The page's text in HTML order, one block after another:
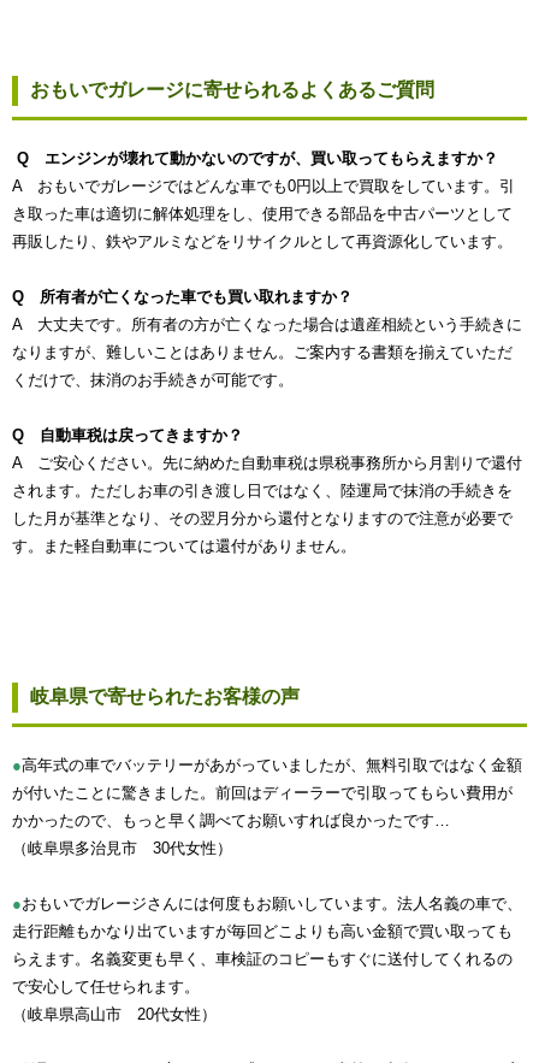
おもいでガレージに寄せられるよくあるご質問
Q エンジンが壊れて動かないのですが、買い取ってもらえますか？
A おもいでガレージではどんな車でも0円以上で買取をしています。引
き取った車は適切に解体処理をし、使用できる部品を中古パーツとして
再販したり、鉄やアルミなどをリサイクルとして再資源化しています。
Q 所有者が亡くなった車でも買い取れますか？
A 大丈夫です。所有者の方が亡くなった場合は遺産相続という手続きに
なりますが、難しいことはありません。ご案内する書類を揃えていただ
くだけで、抹消のお手続きが可能です。
Q 自動車税は戻ってきますか？
A ご安心ください。先に納めた自動車税は県税事務所から月割りで還付
されます。ただしお車の引き渡し日ではなく、陸運局で抹消の手続きを
した月が基準となり、その翌月分から還付となりますので注意が必要で
す。また軽自動車については還付がありません。
岐阜県で寄せられたお客様の声
●高年式の車でバッテリーがあがっていましたが、無料引取ではなく金額
が付いたことに驚きました。前回はディーラーで引取ってもらい費用が
かかったので、もっと早く調べてお願いすれば良かったです…
（岐阜県多治見市 30代女性）
●おもいでガレージさんには何度もお願いしています。法人名義の車で、
走行距離もかなり出ていますが毎回どこよりも高い金額で買い取っても
らえます。名義変更も早く、車検証のコピーもすぐに送付してくれるの
で安心して任せられます。
（岐阜県高山市 20代女性）